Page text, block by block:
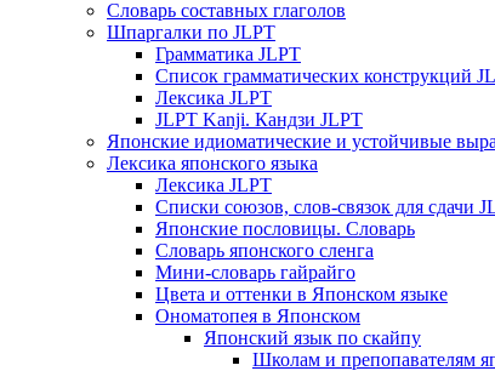
Словарь составных глаголов
Шпаргалки по JLPT
Грамматика JLPT
Список грамматических конструкций
Лексика JLPT
JLPT Kanji. Кандзи JLPT
Японские идиоматические и устойчивые
Лексика японского языка
Лексика JLPT
Списки союзов, слов-связок для сдачи
Японские пословицы. Словарь
Словарь японского сленга
Мини-словарь гайрайго
Цвета и оттенки в Японском языке
Ономатопея в Японском
Японский язык по скайпу
Школам и препопавателям